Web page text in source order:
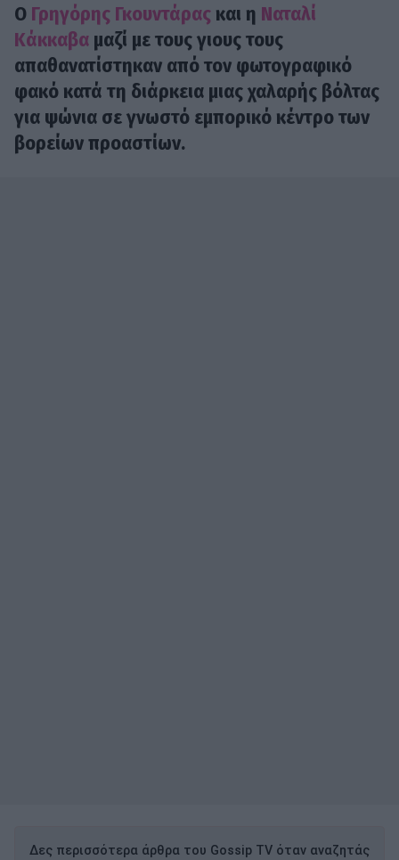
Ο Γρηγόρης Γκουντάρας και η Ναταλί
Κάκκαβα μαζί με τους γιους τους
απαθανατίστηκαν από τον φωτογραφικό
φακό κατά τη διάρκεια μιας χαλαρής βόλτας
για ψώνια σε γνωστό εμπορικό κέντρο των
βορείων προαστίων.
Δες περισσότερα άρθρα του Gossip TV όταν αναζητάς